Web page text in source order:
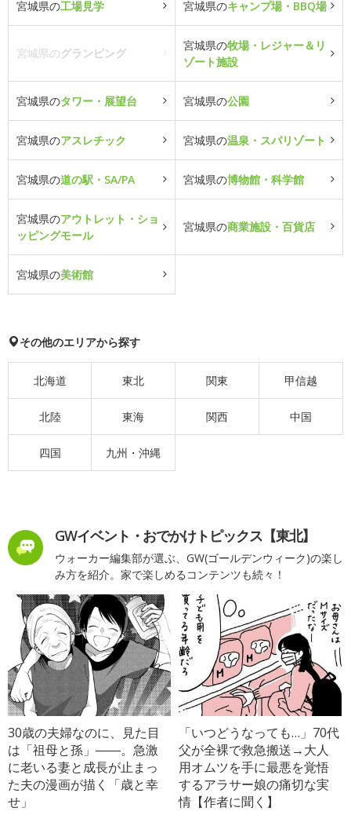
宮城県の工場見学 宮城県のキャンプ場・BBQ場
宮城県のグランピング
宮城県の牧場・レジャー＆リ
ゾート施設
宮城県のタワー・展望台 宮城県の公園
宮城県のアスレチック 宮城県の温泉・スパリゾート
宮城県の道の駅・SA/PA 宮城県の博物館・科学館
宮城県のアウトレット・ショ
ッピングモール
宮城県の商業施設・百貨店
宮城県の美術館
その他のエリアから探す
北海道 東北 関東 甲信越
北陸 東海 関西 中国
四国 九州・沖縄
GWイベント・おでかけトピックス【東北】
ウォーカー編集部が選ぶ、GW(ゴールデンウィーク)の楽し
み方を紹介。家で楽しめるコンテンツも続々！
30歳の夫婦なのに、見た目
は「祖母と孫」――。急激
に老いる妻と成長が止まっ
た夫の漫画が描く「歳と幸
せ」
「いつどうなっても…」70代
父が全裸で救急搬送→大人
用オムツを手に最悪を覚悟
するアラサー娘の痛切な実
情【作者に聞く】